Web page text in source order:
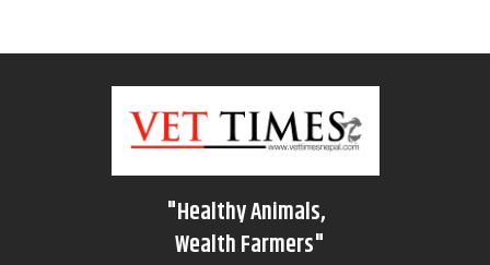
"Healthy Animals,
Wealth Farmers"